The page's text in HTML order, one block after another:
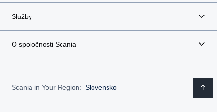
Služby
O spoločnosti Scania
Scania in Your Region: Slovensko